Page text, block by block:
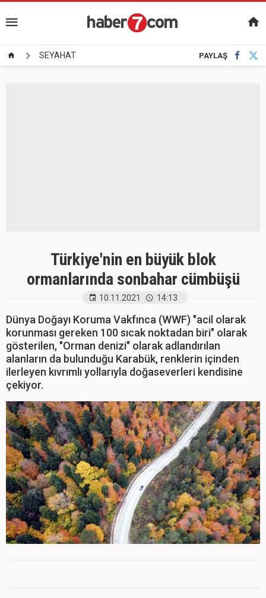
SEYAHAT PAYLAŞ
Türkiye'nin en büyük blok
ormanlarında sonbahar cümbüşü
10.11.2021 14:13
Dünya Doğayı Koruma Vakfınca (WWF) "acil olarak
korunması gereken 100 sıcak noktadan biri" olarak
gösterilen, "Orman denizi" olarak adlandırılan
alanların da bulunduğu Karabük, renklerin içinden
ilerleyen kıvrımlı yollarıyla doğaseverleri kendisine
çekiyor.